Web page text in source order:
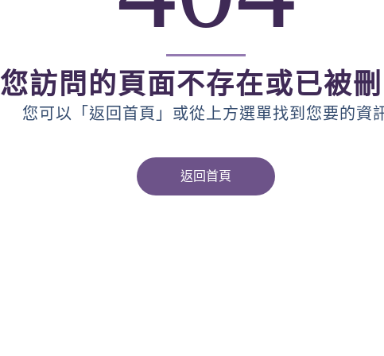
您訪問的頁面不存在或已被
您可以「返回首頁」或從上方選單找到您要的資
返回首頁